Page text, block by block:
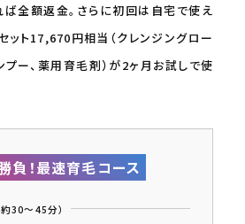
全額返金。さらに初回は自宅で使え
ット17,670円相当（クレンジングロー
プー、薬用育毛剤）が2ヶ月お試しで使
負！最速育毛コース
約30～45分）